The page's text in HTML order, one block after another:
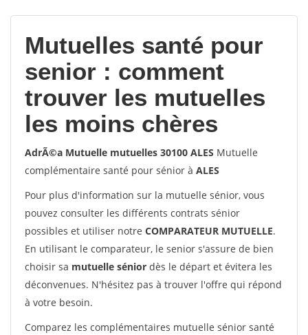
Mutuelles santé pour
senior : comment
trouver les mutuelles
les moins chères
AdrÃ©a Mutuelle mutuelles 30100 ALES Mutuelle
complémentaire santé pour sénior à ALES
Pour plus d'information sur la mutuelle sénior, vous
pouvez consulter les différents contrats sénior
possibles et utiliser notre COMPARATEUR MUTUELLE.
En utilisant le comparateur, le senior s'assure de bien
choisir sa mutuelle sénior dès le départ et évitera les
déconvenues. N'hésitez pas à trouver l'offre qui répond
à votre besoin.
Comparez les complémentaires mutuelle sénior santé